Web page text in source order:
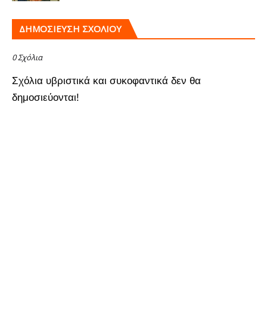
ΔΗΜΟΣΊΕΥΣΗ ΣΧΟΛΊΟΥ
0 Σχόλια
Σχόλια υβριστικά και συκοφαντικά δεν θα
δημοσιεύονται!